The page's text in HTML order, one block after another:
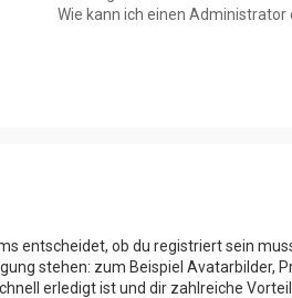
Wie kann ich einen
entscheidet, ob du registriert sein
stehen: zum Beispiel Avatarbilder,
erledigt ist und dir zahlreiche